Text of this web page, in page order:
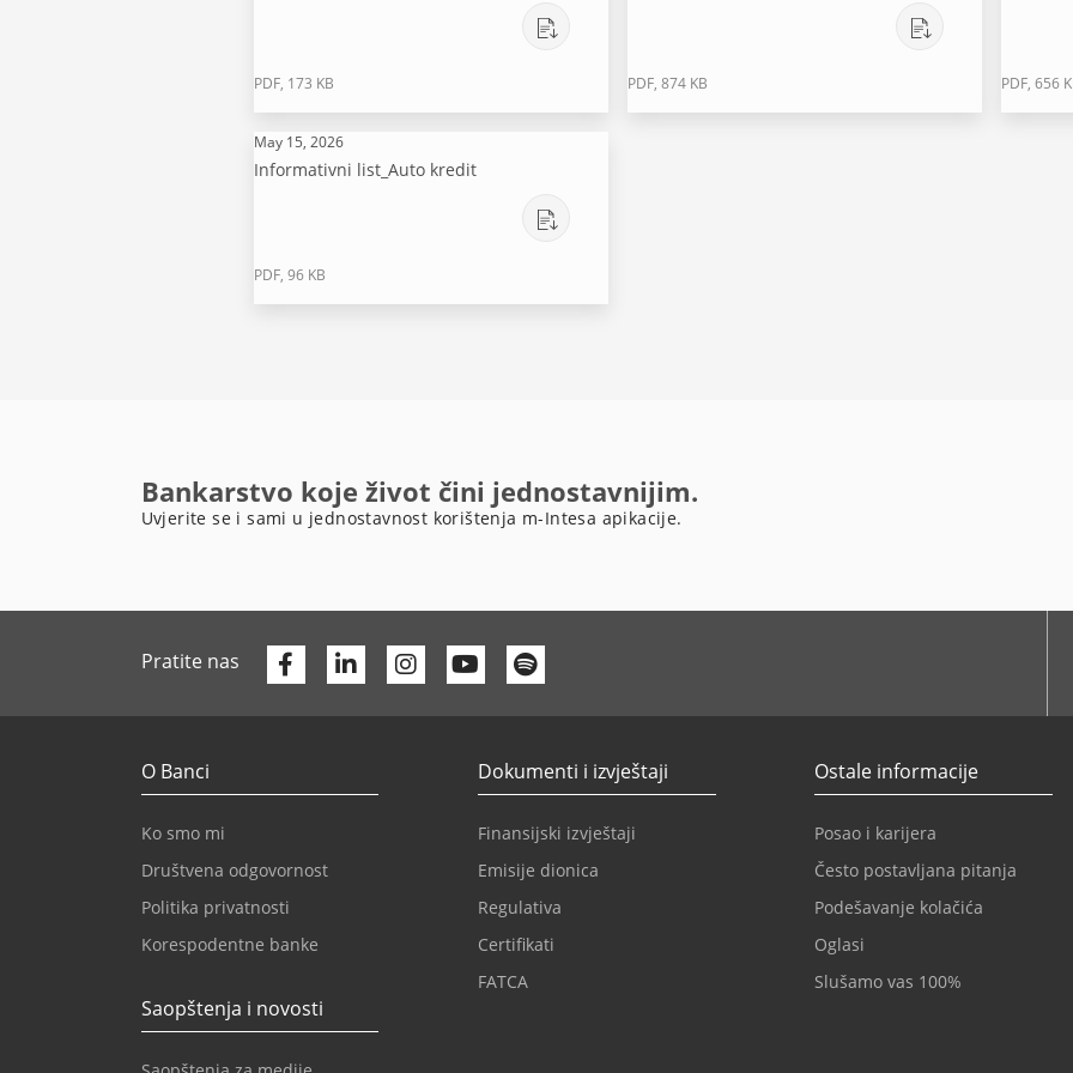
PDF, 173 KB PDF, 874 KB PDF, 656
May 15, 2026
Informativni list_Auto kredit
PDF, 96 KB
Bankarstvo koje život čini jednostavnijim.
Uvjerite se i sami u jednostavnost korištenja m-Intesa apikacije.
Pratite nas Facebook
Linkedin Youtube
O Banci
Ko smo mi
Društvena odgovornost
Politika privatnosti
Korespodentne banke
Saopštenja i novosti
Dokumenti i izvještaji
Finansijski izvještaji
Emisije dionica
Regulativa
Certifikati
FATCA
Ostale informacije
Posao i karijera
Često postavljana pitanja
Podešavanje kolačića
Oglasi
Slušamo vas 100%